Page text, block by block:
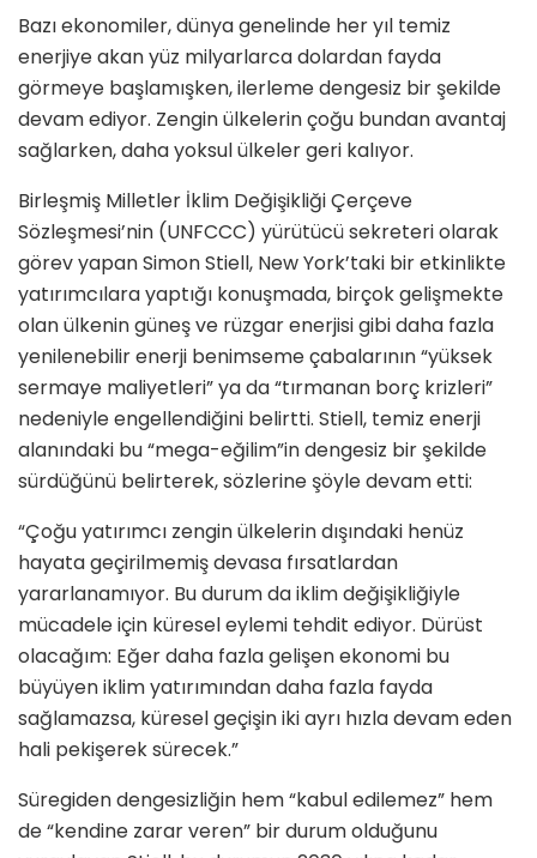
Bazı ekonomiler, dünya genelinde her yıl temiz
enerjiye akan yüz milyarlarca dolardan fayda
görmeye başlamışken, ilerleme dengesiz bir şekilde
devam ediyor. Zengin ülkelerin çoğu bundan avantaj
sağlarken, daha yoksul ülkeler geri kalıyor.
Birleşmiş Milletler İklim Değişikliği Çerçeve
Sözleşmesi’nin (UNFCCC) yürütücü sekreteri olarak
görev yapan Simon Stiell, New York’taki bir etkinlikte
yatırımcılara yaptığı konuşmada, birçok gelişmekte
olan ülkenin güneş ve rüzgar enerjisi gibi daha fazla
yenilenebilir enerji benimseme çabalarının “yüksek
sermaye maliyetleri” ya da “tırmanan borç krizleri”
nedeniyle engellendiğini belirtti. Stiell, temiz enerji
alanındaki bu “mega-eğilim”in dengesiz bir şekilde
sürdüğünü belirterek, sözlerine şöyle devam etti:
“Çoğu yatırımcı zengin ülkelerin dışındaki henüz
hayata geçirilmemiş devasa fırsatlardan
yararlanamıyor. Bu durum da iklim değişikliğiyle
mücadele için küresel eylemi tehdit ediyor. Dürüst
olacağım: Eğer daha fazla gelişen ekonomi bu
büyüyen iklim yatırımından daha fazla fayda
sağlamazsa, küresel geçişin iki ayrı hızla devam eden
hali pekişerek sürecek.”
Süregiden dengesizliğin hem “kabul edilemez” hem
de “kendine zarar veren” bir durum olduğunu